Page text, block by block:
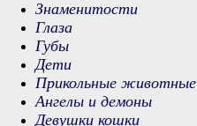
Знаменитости
Глаза
Губы
Дети
Прикольные животные
Ангелы и демоны
Девушки кошки